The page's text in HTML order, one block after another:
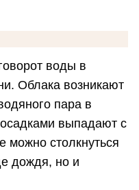
воды в
Облака возникают
пара в
выпадают с
можно столкнуться
дождя, но и